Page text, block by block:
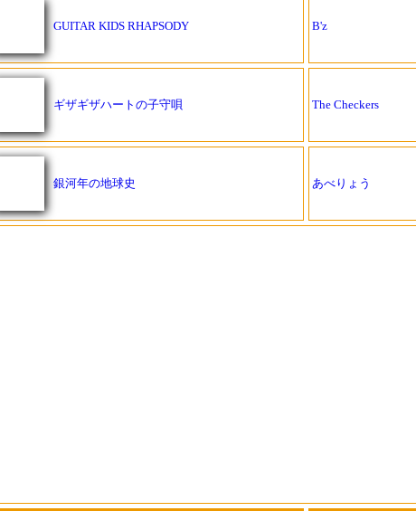
GUITAR KIDS RHAPSODY B'z
ギザギザハートの子守唄 The Checkers
銀河年の地球史 あべりょう